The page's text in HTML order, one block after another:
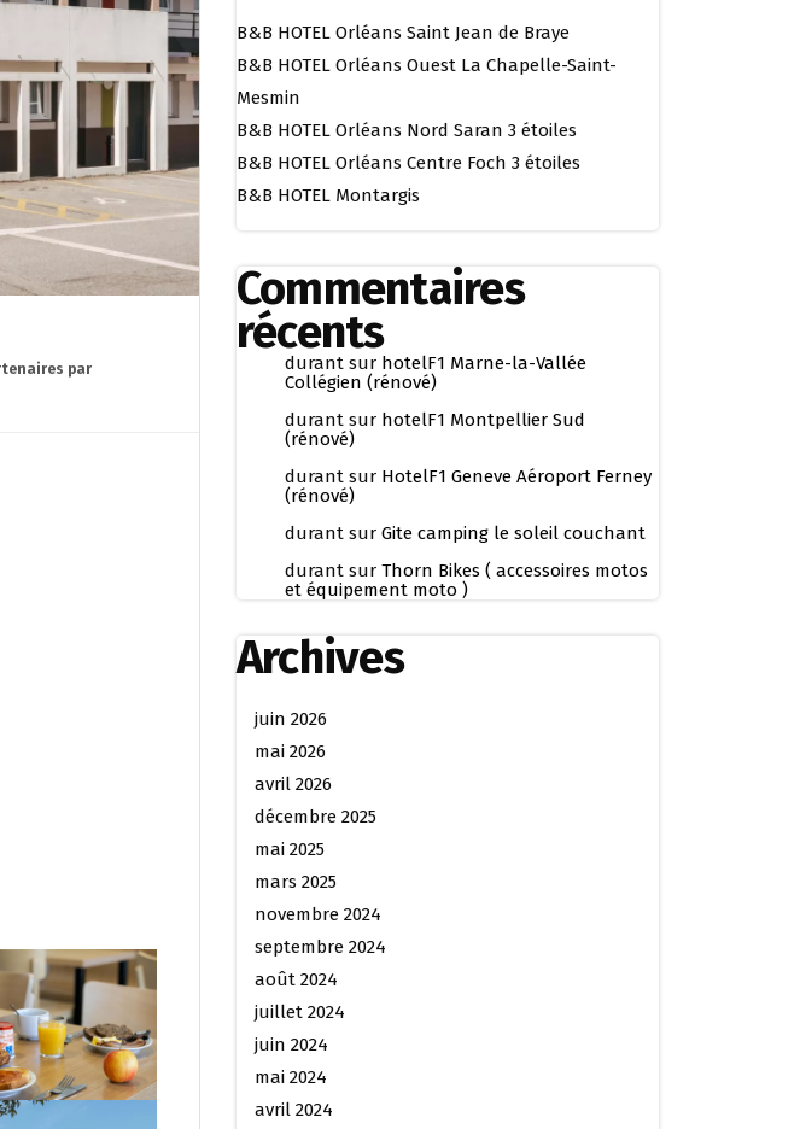
par
B&B HOTEL Orléans Saint Jean de Braye
B&B HOTEL Orléans Ouest La Chapelle-Saint-
Mesmin
B&B HOTEL Orléans Nord Saran 3 étoiles
B&B HOTEL Orléans Centre Foch 3 étoiles
B&B HOTEL Montargis
Commentaires
récents
durant sur hotelF1 Marne-la-Vallée
Collégien (rénové)
durant sur hotelF1 Montpellier Sud
(rénové)
durant sur HotelF1 Geneve Aéroport Ferney
(rénové)
durant sur Gite camping le soleil couchant
durant sur Thorn Bikes ( accessoires motos
et équipement moto )
Archives
juin 2026
mai 2026
avril 2026
décembre 2025
mai 2025
mars 2025
novembre 2024
septembre 2024
août 2024
juillet 2024
juin 2024
mai 2024
avril 2024